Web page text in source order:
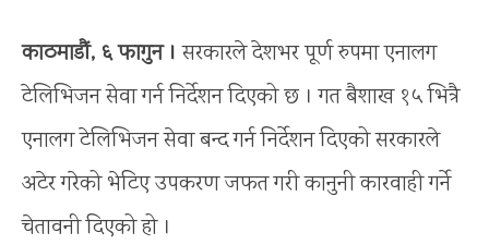
काठमाडौं, ६ फागुन । सरकारले देशभर पूर्ण रुपमा एनालग
टेलिभिजन सेवा गर्न निर्देशन दिएको छ । गत बैशाख १५ भित्रै
एनालग टेलिभिजन सेवा बन्द गर्न निर्देशन दिएको सरकारले
अटेर गरेको भेटिए उपकरण जफत गरी कानुनी कारवाही गर्ने
चेतावनी दिएको हो ।